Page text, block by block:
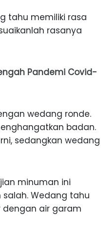
tahu memiliki rasa
rasanya
Pandemi Covid-
wedang ronde.
badan.
sedangkan wedang
minuman ini
Wedang tahu
dengan air garam
SAMBUT NATAL